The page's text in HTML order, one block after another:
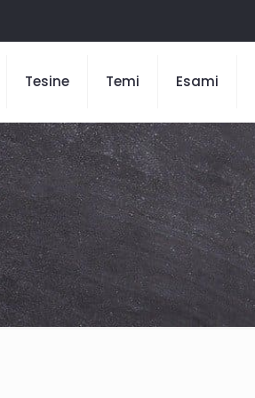
Tesine Temi Esami